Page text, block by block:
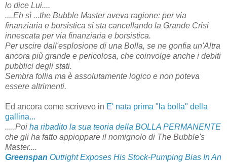
lo dice Lui....
....Eh sì ...the Bubble Master aveva ragione: per via
finanziaria e borsistica si sta cancellando la Grande Crisi
innescata per via finanziaria e borsistica.
Per uscire dall'esplosione di una Bolla, se ne gonfia un'Altra
ancora più grande e pericolosa, che coinvolge anche i debiti
pubblici degli stati.
Sembra follia ma è assolutamente logico e non poteva
essere altrimenti.
Ed ancora come scrivevo in E' nata prima "la bolla" della
gallina...
.....Poi ha ribadito la sua teoria della BOLLA PERMANENTE
che gli ha fatto appioppare il nomignolo di The Bubble's
Master....
Greenspan Outright Exposes His Stock-Pumping Bias In An